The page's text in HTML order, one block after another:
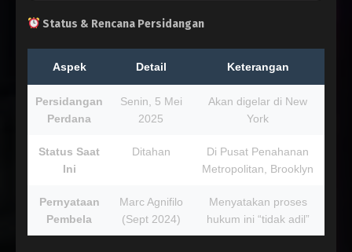
Status & Rencana Persidangan
Aspek Detail Keterangan
Persidangan
Perdana
Senin, 5 Mei
2025
Akan digelar di New
York
Status Saat
Ini
Ditahan
Di Pusat Penahanan
Metropolitan, Brooklyn
Pernyataan
Pembela
Marc Agnifilo
(Sept 2024)
Menyatakan proses
hukum ini “tidak adil”